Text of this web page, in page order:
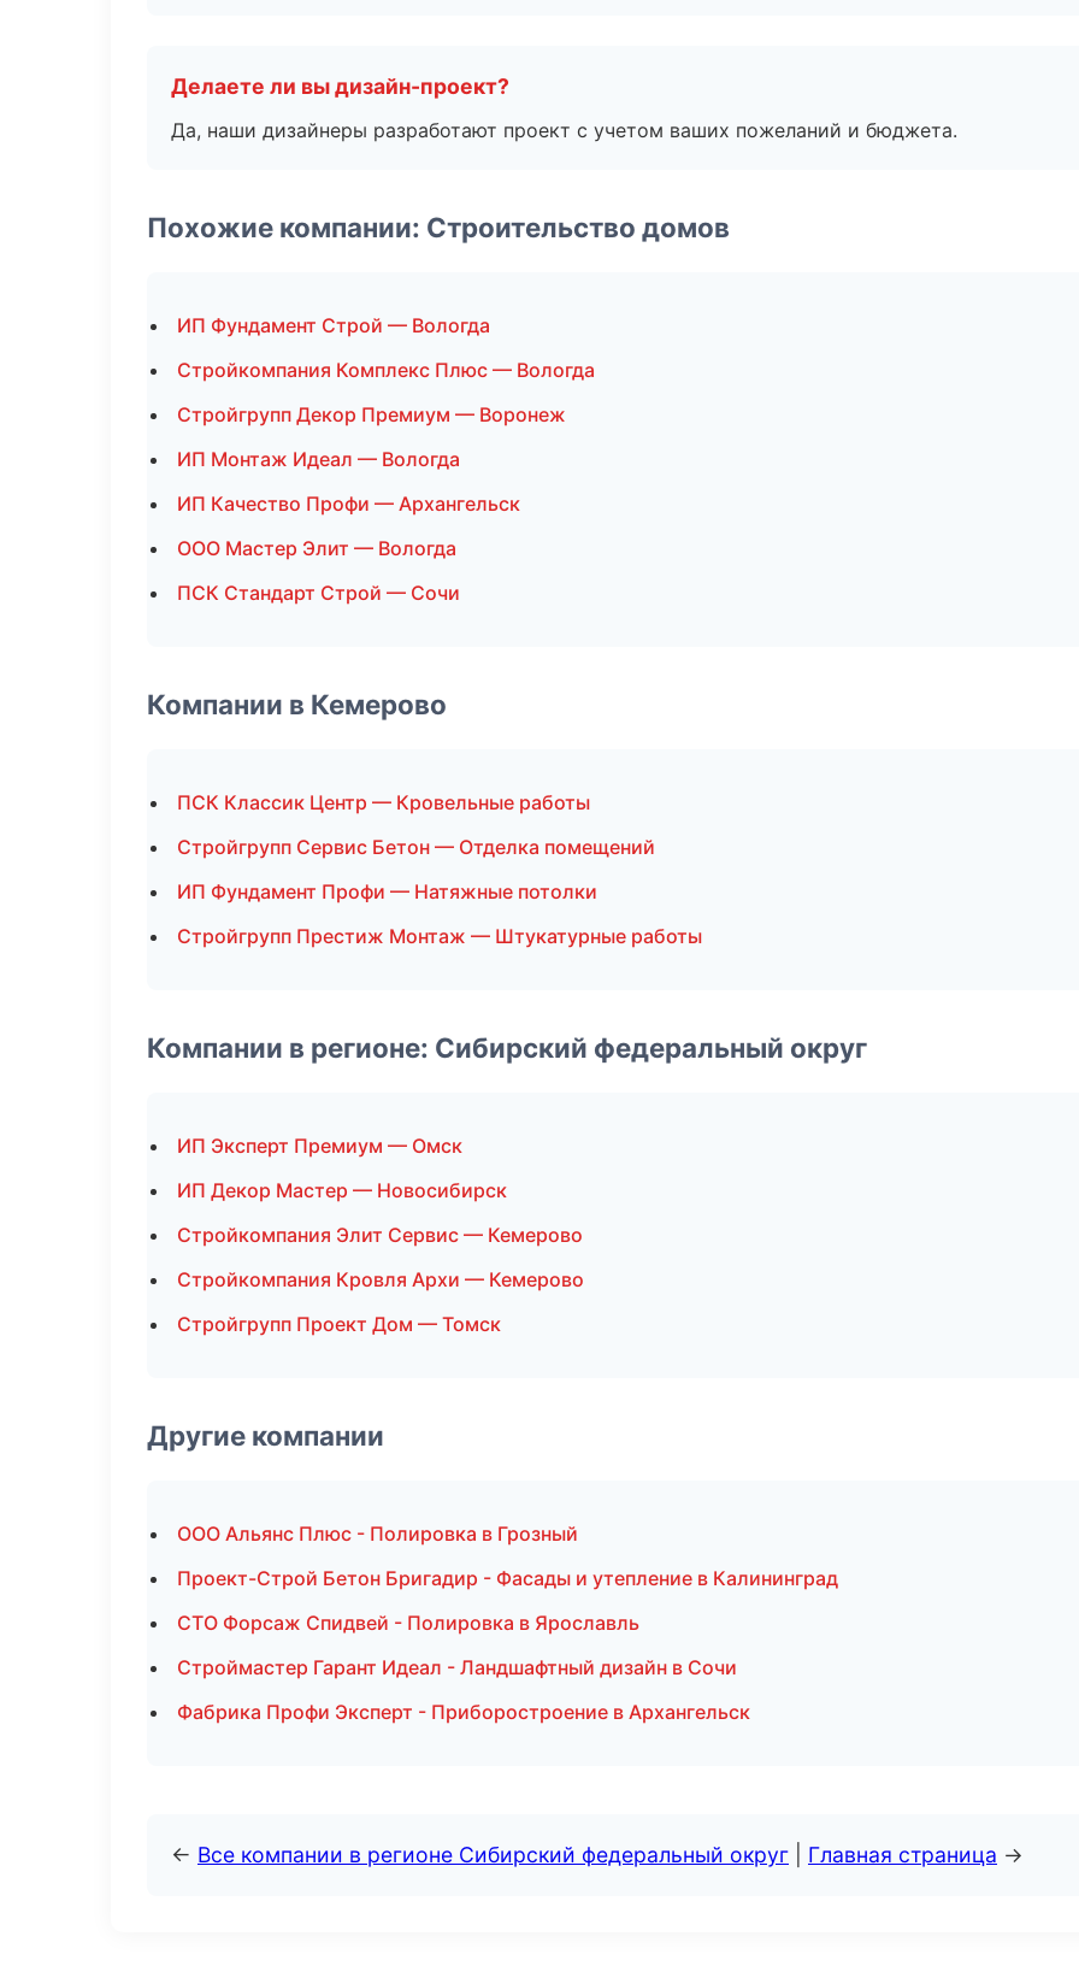
Делаете ли вы дизайн-проект?
Да, наши дизайнеры разработают проект с учетом ваших пожеланий и бюджета.
Похожие компании: Строительство домов
ИП Фундамент Строй — Вологда
Стройкомпания Комплекс Плюс — Вологда
Стройгрупп Декор Премиум — Воронеж
ИП Монтаж Идеал — Вологда
ИП Качество Профи — Архангельск
ООО Мастер Элит — Вологда
ПСК Стандарт Строй — Сочи
Компании в Кемерово
ПСК Классик Центр — Кровельные работы
Стройгрупп Сервис Бетон — Отделка помещений
ИП Фундамент Профи — Натяжные потолки
Стройгрупп Престиж Монтаж — Штукатурные работы
Компании в регионе: Сибирский федеральный округ
ИП Эксперт Премиум — Омск
ИП Декор Мастер — Новосибирск
Стройкомпания Элит Сервис — Кемерово
Стройкомпания Кровля Архи — Кемерово
Стройгрупп Проект Дом — Томск
Другие компании
ООО Альянс Плюс - Полировка в Грозный
Проект-Строй Бетон Бригадир - Фасады и утепление в Калининград
СТО Форсаж Спидвей - Полировка в Ярославль
Строймастер Гарант Идеал - Ландшафтный дизайн в Сочи
Фабрика Профи Эксперт - Приборостроение в Архангельск
← Все компании в регионе Сибирский федеральный округ Главная страница →